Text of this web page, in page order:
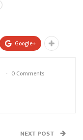
Google+
0 Comments
NEXT POST